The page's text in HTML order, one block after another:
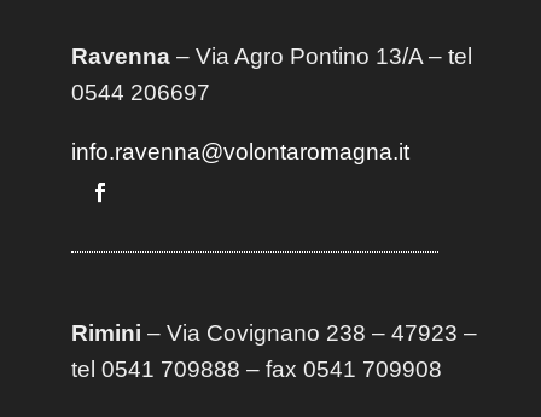
Ravenna– Via Agro Pontino 13/A– tel
0544 206697
info.ravenna@volontaromagna.it
Rimini – Via Covignano 238 – 47923 –
tel 0541 709888 – fax 0541 709908